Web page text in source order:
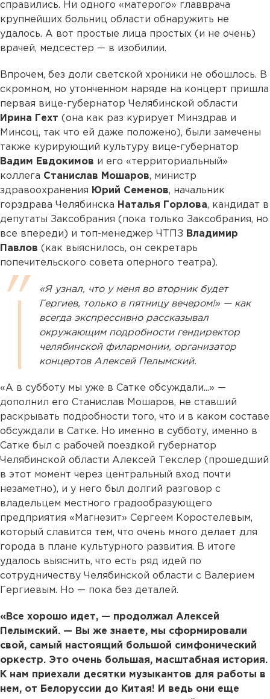
справились. Ни одного «матерого» главврача
крупнейших больниц области обнаружить не
удалось. А вот простые лица простых (и не очень)
врачей, медсестер — в изобилии.
Впрочем, без доли светской хроники не обошлось. В
скромном, но утонченном наряде на концерт пришла
первая вице-губернатор Челябинской области
Ирина Гехт (она как раз курирует Минздрав и
Минсоц, так что ей даже положено), были замечены
также курирующий культуру вице-губернатор
Вадим Евдокимов и его «территориальный»
коллега Станислав Мошаров, министр
здравоохранения Юрий Семенов, начальник
горздрава Челябинска Наталья Горлова, кандидат в
депутаты Заксобрания (пока только Заксобрания, но
все впереди) и топ-менеджер ЧТПЗ Владимир
Павлов (как выяснилось, он секретарь
попечительского совета оперного театра).
«Я узнал, что у меня во вторник будет
Гергиев, только в пятницу вечером!» — как
всегда экспрессивно рассказывал
окружающим подробности гендиректор
челябинской филармонии, организатор
концертов Алексей Пелымский.
«А в субботу мы уже в Сатке обсуждали...» —
дополнил его Станислав Мошаров, не ставший
раскрывать подробности того, что и в каком составе
обсуждали в Сатке. Но именно в субботу, именно в
Сатке был с рабочей поездкой губернатор
Челябинской области Алексей Текслер (прошедший
в этот момент через центральный вход почти
незаметно), и у него был долгий разговор с
владельцем местного градообразующего
предприятия «Магнезит» Сергеем Коростелевым,
который славится тем, что очень много делает для
города в плане культурного развития. В итоге
удалось выяснить, что есть ряд идей по
сотрудничеству Челябинской области с Валерием
Гергиевым. Но — пока без деталей.
«Все хорошо идет, — продолжал Алексей
Пелымский. — Вы же знаете, мы сформировали
свой, самый настоящий большой симфонический
оркестр. Это очень большая, масштабная история.
К нам приехали десятки музыкантов для работы в
нем, от Белоруссии до Китая! И ведь они еще